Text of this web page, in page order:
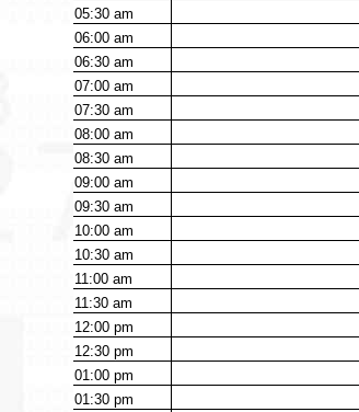
05:30am
06:00am
06:30am
07:00am
07:30am
08:00am
08:30am
09:00am
09:30am
10:00am
10:30am
11:00am
11:30am
12:00pm
12:30pm
01:00pm
01:30pm